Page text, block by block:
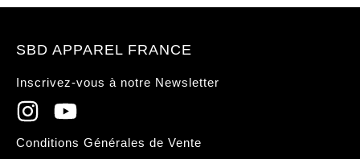
SBD APPAREL FRANCE
Inscrivez-vous à notre Newsletter
Conditions Générales de Vente